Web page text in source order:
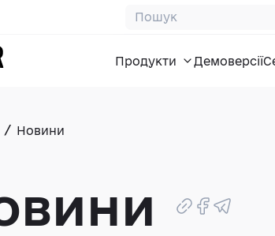
Продукти Демоверсії
/ Новини